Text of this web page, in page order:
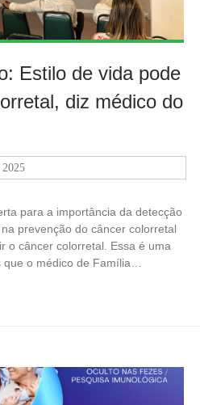
Estilo de vida pode
diz médico do
2025
para a importância da detecção
prevenção do câncer colorretal
o câncer colorretal. Essa é uma
o médico de Família…